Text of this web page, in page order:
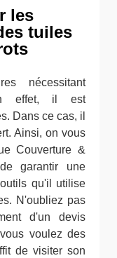
les
tuiles
nécessitant
effet, il est
Dans ce cas, il
Ainsi, on vous
Couverture &
garantir une
qu'il utilise
N'oubliez pas
d'un devis
voulez des
de visiter son